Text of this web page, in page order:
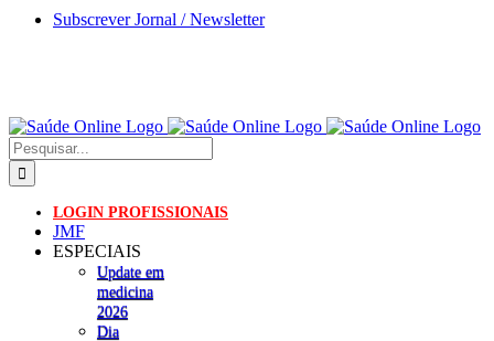
Skip
Subscrever Jornal / Newsletter
Pesquisar
LOGIN PROFISSIONAIS
JMF
ESPECIAIS
Update em
medicina
2026
Dia